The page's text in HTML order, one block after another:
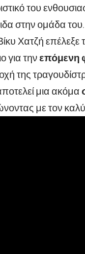
του
στην ομάδα του.
Χατζή
για τηνεπόμενη
της
μια ακόμα
με τον